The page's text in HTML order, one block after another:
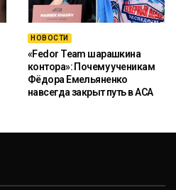
НОВОСТИ
«Fedor Team шарашкина
контора»: Почему ученикам
Фёдора Емельяненко
навсегда закрыт путь в ACA